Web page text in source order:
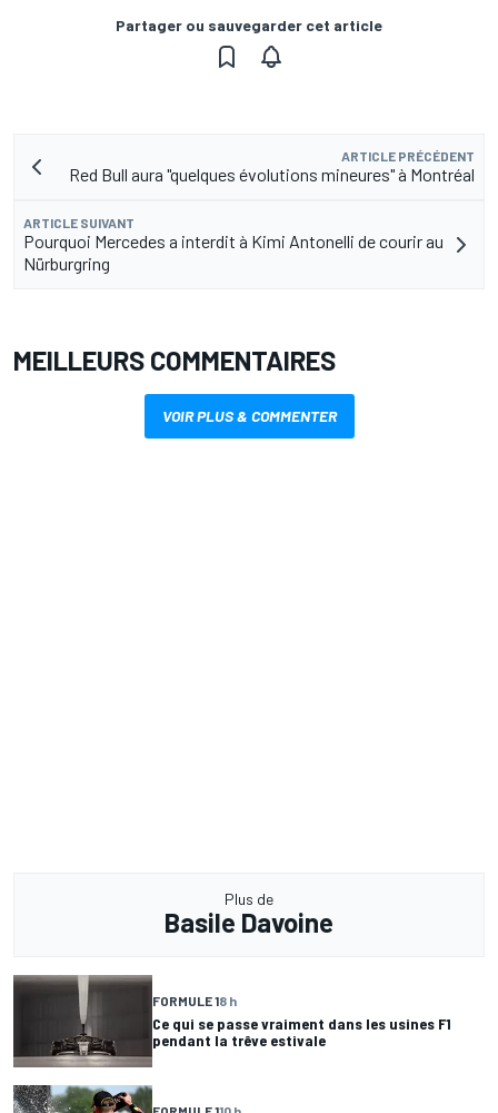
Partager ou sauvegarder cet article
ARTICLE PRÉCÉDENT
Red Bull aura "quelques évolutions mineures" à Montréal
ARTICLE SUIVANT
Pourquoi Mercedes a interdit à Kimi Antonelli de courir au
Nürburgring
MEILLEURS COMMENTAIRES
VOIR PLUS & COMMENTER
Plus de
Basile Davoine
FORMULE 18 h
Ce qui se passe vraiment dans les usines F1
pendant la trêve estivale